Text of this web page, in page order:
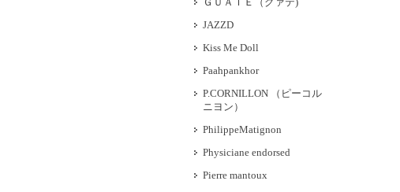
ＧＵＡＴＥ（グァテ)
JAZZD
Kiss Me Doll
Paahpankhor
P.CORNILLON （ピーコル
ニヨン）
PhilippeMatignon
Physiciane endorsed
Pierre mantoux